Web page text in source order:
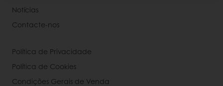
Notícias
Contacte-nos
Política de Privacidade
Política de Cookies
Condições Gerais de Venda